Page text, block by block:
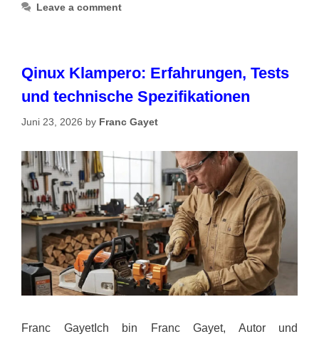
Leave a comment
Qinux Klampero: Erfahrungen, Tests
und technische Spezifikationen
Juni 23, 2026 by Franc Gayet
Franc GayetIch bin Franc Gayet, Autor und